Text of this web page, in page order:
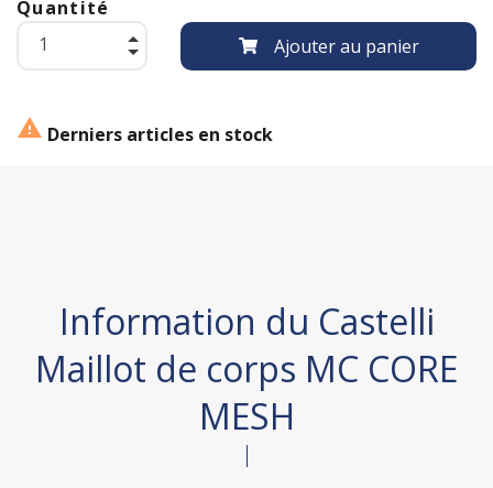
Quantité
Ajouter au panier
 Derniers articles en stock
Information du Castelli
Maillot de corps MC CORE
MESH